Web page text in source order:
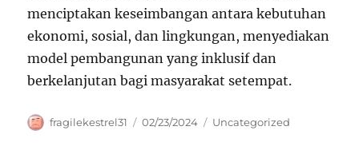
menciptakan keseimbangan antara kebutuhan
ekonomi, sosial, dan lingkungan, menyediakan
model pembangunan yang inklusif dan
berkelanjutan bagi masyarakat setempat.
Author
fragilekestrel31
Posted
02/23/2024 Categories
Uncategorized